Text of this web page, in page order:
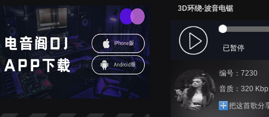
3D环绕-波音电锯
已暂停
编号：7230
音质：320
把这首歌分